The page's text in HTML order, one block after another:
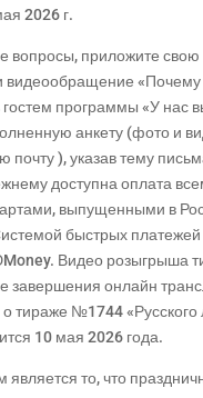
2026 г.
вопросы, приложите свою
программы «У нас
анкету (фото и
почту ), указав тему
доступна оплата
выпущенными в
быстрых
Видео розыгрыша
завершения онлайн
тираже №1744 «Русского
10 мая 2026 года.
то, что